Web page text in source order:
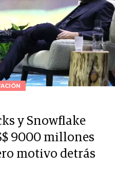
y Snowflake
9000 millones
motivo detrás